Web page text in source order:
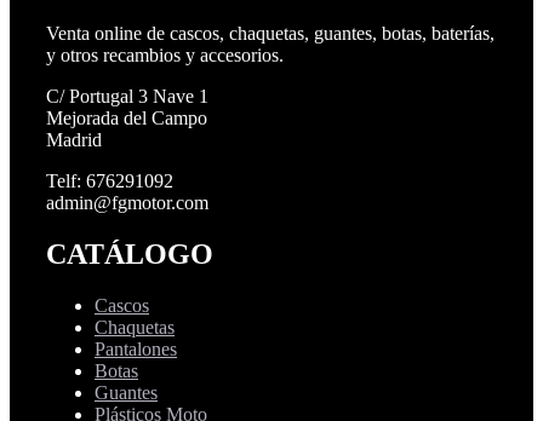
Venta online de cascos, chaquetas, guantes, botas, baterías,
y otros recambios y accesorios.
C/ Portugal 3 Nave 1
Mejorada del Campo
Madrid
Telf: 676291092
admin@fgmotor.com
CATÁLOGO
Cascos
Chaquetas
Pantalones
Botas
Guantes
Plásticos Moto